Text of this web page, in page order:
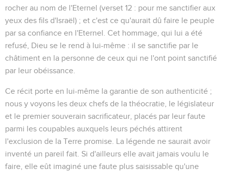
rocher au nom de l'Eternel (verset 12 : pour me sanctifier aux
yeux des fils d'Israël) ; et c'est ce qu'aurait dû faire le peuple
par sa confiance en l'Eternel. Cet hommage, qui lui a été
refusé, Dieu se le rend à lui-même : il se sanctifie par le
châtiment en la personne de ceux qui ne l'ont point sanctifié
par leur obéissance.
Ce récit porte en lui-même la garantie de son authenticité ;
nous y voyons les deux chefs de la théocratie, le législateur
et le premier souverain sacrificateur, placés par leur faute
parmi les coupables auxquels leurs péchés attirent
l'exclusion de la Terre promise. La légende ne saurait avoir
inventé un pareil fait. Si d'ailleurs elle avait jamais voulu le
faire, elle eût imaginé une faute plus saisissable qu'une